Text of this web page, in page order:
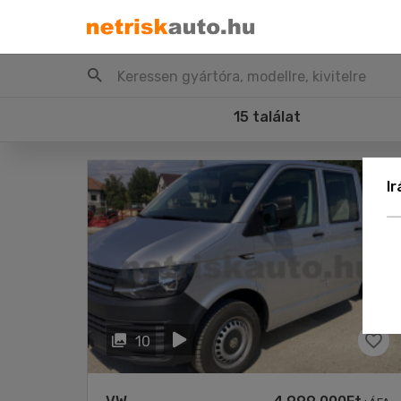
Keressen gyártóra, modellre, kivitelre
15 találat
10